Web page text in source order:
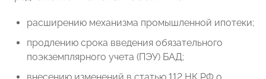
расширению механизма промышленной ипотеки;
продлению срока введения обязательного
поэкземплярного учета (ПЭУ) БАД;